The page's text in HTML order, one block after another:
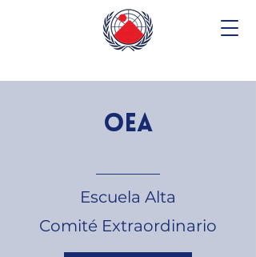
oea
Escuela Alta
Comité Extraordinario